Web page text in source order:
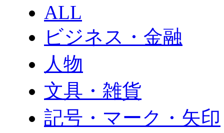
ALL
ビジネス・金融
人物
文具・雑貨
記号・マーク・矢印